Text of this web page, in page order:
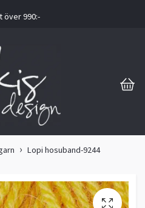
990:-
Lopi hosuband-9244